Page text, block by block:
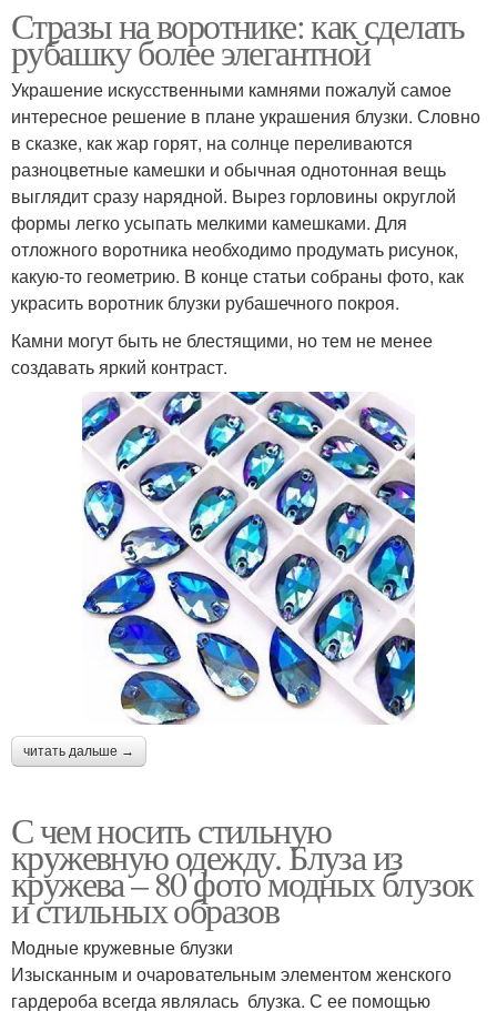
Стразы на воротнике: как сделать
рубашку более элегантной
Украшение искусственными камнями пожалуй самое
интересное решение в плане украшения блузки. Словно
в сказке, как жар горят, на солнце переливаются
разноцветные камешки и обычная однотонная вещь
выглядит сразу нарядной. Вырез горловины округлой
формы легко усыпать мелкими камешками. Для
отложного воротника необходимо продумать рисунок,
какую-то геометрию. В конце статьи собраны фото, как
украсить воротник блузки рубашечного покроя.
Камни могут быть не блестящими, но тем не менее
создавать яркий контраст.
читать дальше →
С чем носить стильную
кружевную одежду. Блуза из
кружева – 80 фото модных блузок
и стильных образов
Модные кружевные блузки
Изысканным и очаровательным элементом женского
гардероба всегда являлась блузка. С ее помощью